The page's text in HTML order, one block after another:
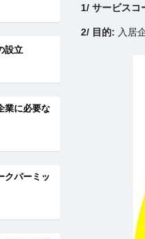
設立
業に必要な
クパーミッ
1/ サービスコ
2/ 目的: 入居